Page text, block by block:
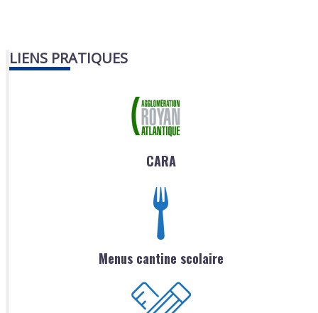
LIENS PRATIQUES
CARA
Menus cantine scolaire